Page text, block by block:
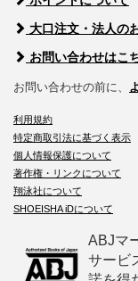
大口注文・法人の
お問い合わせはこ
お問い合わせの前に、
利用規約
特定商取引法に基づく表示
個人情報保護について
著作権・リンクについて
翔泳社について
SHOEISHA iDについて
ABJマ
サービ